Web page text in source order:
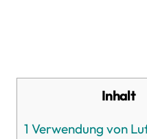
Inhalt
1 Verwendung von